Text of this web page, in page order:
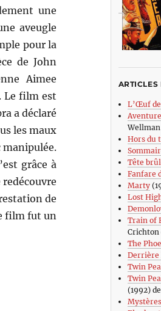
une
aveugle
pour la
de John
Aimee
Le film est
a déclaré
les maux
manipulée.
grâce à
de
film fut un
ARTICLES
L’Œuf de
Wellman
Hors du
Tête
Fanfare
Marty
Lost
Train of
Crichton
The
Derrière
Twin
Twin
(1992)